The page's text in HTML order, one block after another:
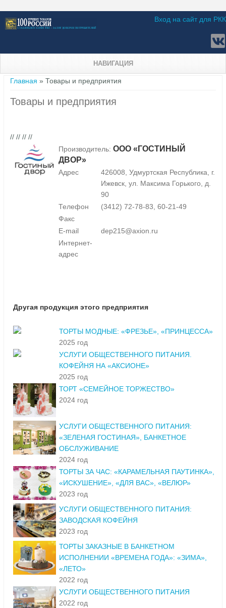
Вход на сайт для РКК
НАВИГАЦИЯ
Вы здесь
Главная » Товары и предприятия
Товары и предприятия
// // // //
Производитель: ООО «ГОСТИНЫЙ
ДВОР»
Адрес
426008, Удмуртская Республика, г.
Ижевск, ул. Максима Горького, д.
90
Телефон
(3412) 72-78-83, 60-21-49
Факс
E-mail
dep215@axion.ru
Интернет-
адрес
Другая продукция этого предприятия
ТОРТЫ МОДНЫЕ: «ФРЕЗЬЕ», «ПРИНЦЕССА»
2025 год
УСЛУГИ ОБЩЕСТВЕННОГО ПИТАНИЯ.
КОФЕЙНЯ НА «АКСИОНЕ»
2025 год
ТОРТ «СЕМЕЙНОЕ ТОРЖЕСТВО»
2024 год
УСЛУГИ ОБЩЕСТВЕННОГО ПИТАНИЯ:
«ЗЕЛЕНАЯ ГОСТИНАЯ», БАНКЕТНОЕ
ОБСЛУЖИВАНИЕ
2024 год
ТОРТЫ ЗА ЧАС: «КАРАМЕЛЬНАЯ ПАУТИНКА»,
«ИСКУШЕНИЕ», «ДЛЯ ВАС», «ВЕЛЮР»
2023 год
УСЛУГИ ОБЩЕСТВЕННОГО ПИТАНИЯ:
ЗАВОДСКАЯ КОФЕЙНЯ
2023 год
ТОРТЫ ЗАКАЗНЫЕ В БАНКЕТНОМ
ИСПОЛНЕНИИ «ВРЕМЕНА ГОДА»: «ЗИМА»,
«ЛЕТО»
2022 год
УСЛУГИ ОБЩЕСТВЕННОГО ПИТАНИЯ
2022 год